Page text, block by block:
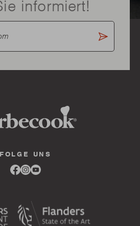
informiert!
FOLGE UNS
Link
to
Link
to
Link